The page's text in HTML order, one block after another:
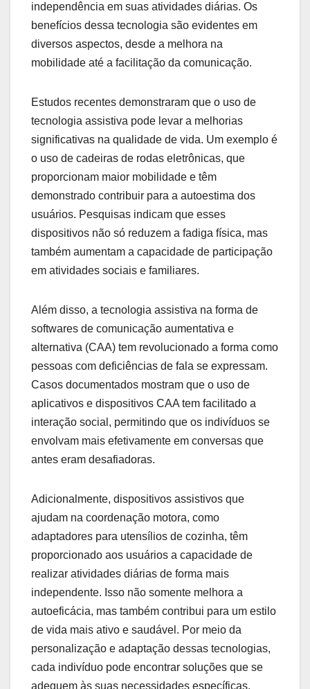
independência em suas atividades diárias. Os
benefícios dessa tecnologia são evidentes em
diversos aspectos, desde a melhora na
mobilidade até a facilitação da comunicação.
Estudos recentes demonstraram que o uso de
tecnologia assistiva pode levar a melhorias
significativas na qualidade de vida. Um exemplo é
o uso de cadeiras de rodas eletrônicas, que
proporcionam maior mobilidade e têm
demonstrado contribuir para a autoestima dos
usuários. Pesquisas indicam que esses
dispositivos não só reduzem a fadiga física, mas
também aumentam a capacidade de participação
em atividades sociais e familiares.
Além disso, a tecnologia assistiva na forma de
softwares de comunicação aumentativa e
alternativa (CAA) tem revolucionado a forma como
pessoas com deficiências de fala se expressam.
Casos documentados mostram que o uso de
aplicativos e dispositivos CAA tem facilitado a
interação social, permitindo que os indivíduos se
envolvam mais efetivamente em conversas que
antes eram desafiadoras.
Adicionalmente, dispositivos assistivos que
ajudam na coordenação motora, como
adaptadores para utensílios de cozinha, têm
proporcionado aos usuários a capacidade de
realizar atividades diárias de forma mais
independente. Isso não somente melhora a
autoeficácia, mas também contribui para um estilo
de vida mais ativo e saudável. Por meio da
personalização e adaptação dessas tecnologias,
cada indivíduo pode encontrar soluções que se
adequem às suas necessidades específicas,